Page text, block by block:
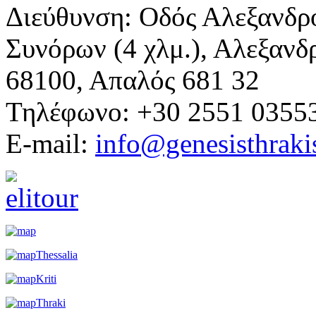
Διεύθυνση: Οδός
Συνόρων (4 χλμ.),
68100, Απαλός 681 32
Τηλέφωνο: +30 2551
E-mail: